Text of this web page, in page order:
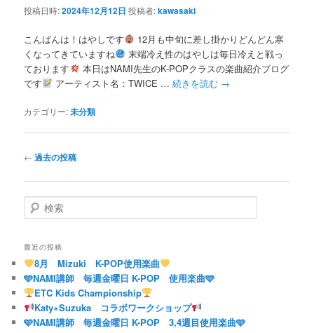
投稿日時:2024年12月12日 投稿者:kawasaki
こんばんは！はやしです
12月も中旬に差し掛かりどんどん寒
くなってきていますね
末端冷え性のはやしは毎日冷えと戦っ
ております
本日はNAMI先生のK-POPクラスの楽曲紹介ブログ
です
アーティスト名：TWICE … 続きを読む →
カテゴリー:未分類
投
ナ
ビ
ゲ
シ
ョ
ン
← 過去の投稿
検
索
最近の投稿
8月 Mizuki K-POP使用楽曲
🩵NAMI講師 毎週金曜日 K-POP 使用楽曲🩵
ETC Kids Championship
Katy×Suzuka コラボワークショップ
🩵NAMI講師 毎週金曜日 K-POP 3,4週目使用楽曲🩵